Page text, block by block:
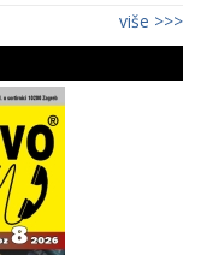
više >>>